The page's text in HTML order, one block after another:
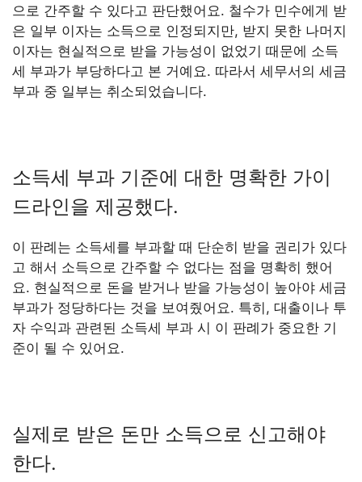
으로 간주할 수 있다고 판단했어요. 철수가 민수에게 받
은 일부 이자는 소득으로 인정되지만, 받지 못한 나머지
이자는 현실적으로 받을 가능성이 없었기 때문에 소득
세 부과가 부당하다고 본 거예요. 따라서 세무서의 세금
부과 중 일부는 취소되었습니다.
소득세 부과 기준에 대한 명확한 가이
드라인을 제공했다.
이 판례는 소득세를 부과할 때 단순히 받을 권리가 있다
고 해서 소득으로 간주할 수 없다는 점을 명확히 했어
요. 현실적으로 돈을 받거나 받을 가능성이 높아야 세금
부과가 정당하다는 것을 보여줬어요. 특히, 대출이나 투
자 수익과 관련된 소득세 부과 시 이 판례가 중요한 기
준이 될 수 있어요.
실제로 받은 돈만 소득으로 신고해야
한다.